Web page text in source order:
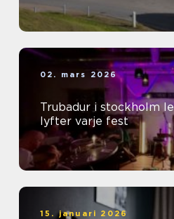
02. mars 2026
Trubadur i stockholm levande musik som
lyfter varje fest
15. januari 2026